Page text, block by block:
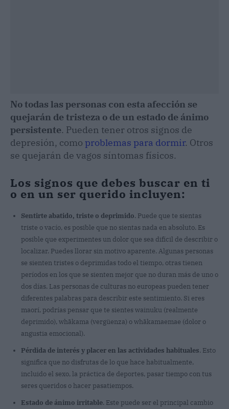
No todas las personas con esta afección se
quejarán de tristeza o de un estado de ánimo
persistente. Pueden tener otros signos de
depresión, como problemas para dormir. Otros
se quejarán de vagos síntomas físicos.
Los signos que debes buscar en ti
o en un ser querido incluyen:
Sentirte abatido, triste o deprimido. Puede que te sientas
triste o vacío, es posible que no sientas nada en absoluto. Es
posible que experimentes un dolor que sea difícil de describir o
localizar. Puedes llorar sin motivo aparente. Algunas personas
se sienten tristes o deprimidas todo el tiempo, otras tienen
períodos en los que se sienten mejor que no duran más de uno o
dos días. Las personas de culturas no europeas pueden tener
diferentes palabras para describir este sentimiento. Si eres
maorí, podrías pensar que te sientes wainuku (realmente
deprimido), whākama (vergüenza) o whākamaemae (dolor o
angustia emocional).
Pérdida de interés y placer en las actividades habituales. Esto
significa que no disfrutas de lo que hace habitualmente,
incluido el sexo, la práctica de deportes, pasar tiempo con tus
seres queridos o hacer pasatiempos.
Estado de ánimo irritable. Este puede ser el principal cambio